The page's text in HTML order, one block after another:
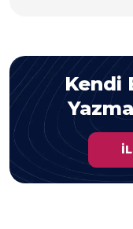
Kendi